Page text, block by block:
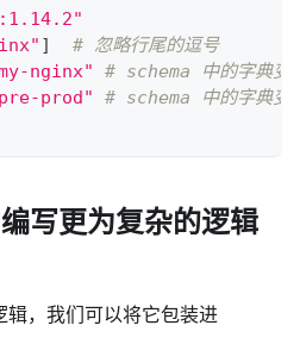
]
# 忽略行尾的逗号
nginx"
# schema 中的字典变
prod"
# schema 中的字典变
写更为复杂的逻辑
，我们可以将它包装进